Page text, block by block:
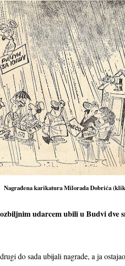
Nagrađena karikatura Milorada Dobrića
udarcem ubili u Budvi dve
do sada ubijali nagrade, a ja